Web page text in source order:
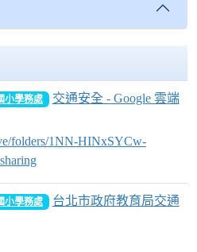
小學務處
交通安全 - Google 雲端
folders/1NN-HINxSYCw-
小學務處
台北市政府教育局交通